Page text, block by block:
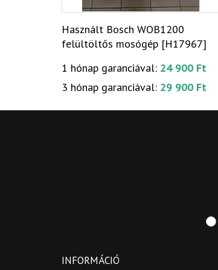
Használt Bosch WOB1200
felültöltős mosógép [H17967]
1 hónap garanciával: 24 900 Ft
3 hónap garanciával: 29 900 Ft
INFORMÁCIÓ